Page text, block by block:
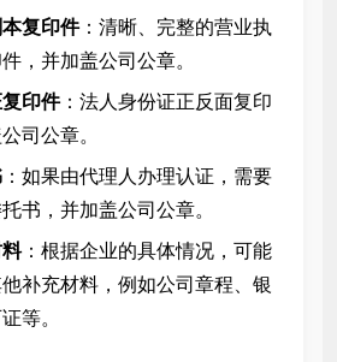
复印件：清晰、完整的营业执
，并加盖公司公章。
印件：法人身份证正反面复印
司公章。
：如果由代理人办理认证，需要
书，并加盖公司公章。
：根据企业的具体情况，可能
补充材料，例如公司章程、银
等。